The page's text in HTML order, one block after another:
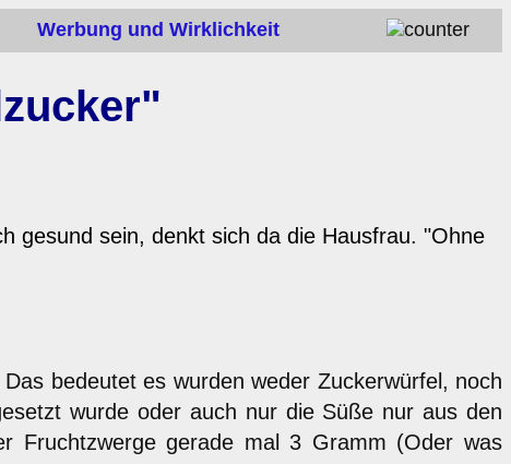
Werbung und Wirklichkeit
gesund sein, denkt sich da die Hausfrau. "Ohne
bedeutet es wurden weder Zuckerwürfel, noch
wurde oder auch nur die Süße nur aus den
Fruchtzwerge gerade mal 3 Gramm (Oder was